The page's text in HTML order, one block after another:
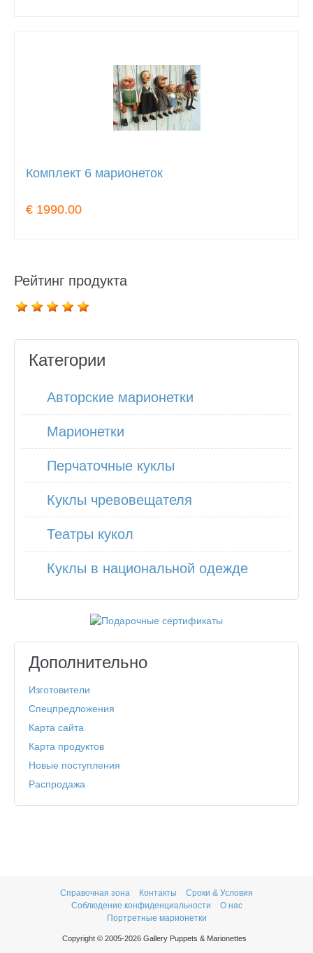
Комплект 6 марионеток
€ 1990.00
Рейтинг продукта
Категории
Авторские марионетки
Марионетки
Перчаточные куклы
Куклы чревовещателя
Театры кукол
Куклы в национальной одежде
Дополнительно
Изготовители
Спецпредложения
Карта сайта
Карта продуктов
Новые поступления
Распродажа
Справочная зона Контакты
Сроки & Условия
Соблюдение конфиденциальности
О нас
Портретные марионетки
Copyright © 2005-2026 Gallery Puppets & Marionettes